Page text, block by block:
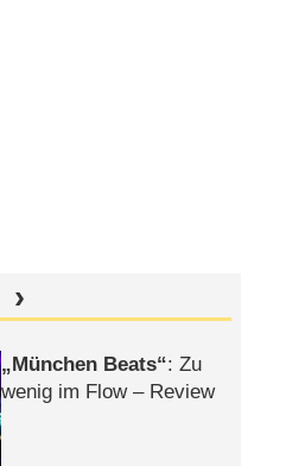
München Beats : Zu
wenig im Flow – Review